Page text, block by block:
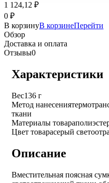
1 124,12 ₽
0 ₽
В корзинуВ корзинеПерейти
Обзор
Доставка и оплата
Отзывы0
Характеристики
Вес136 г
Метод нанесения
ткани
Материалы товара
Цвет товарасерый
Описание
Вместительная поясная